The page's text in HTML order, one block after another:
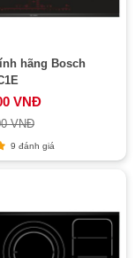
hãng Bosch
VNĐ
VNĐ
9 đánh giá